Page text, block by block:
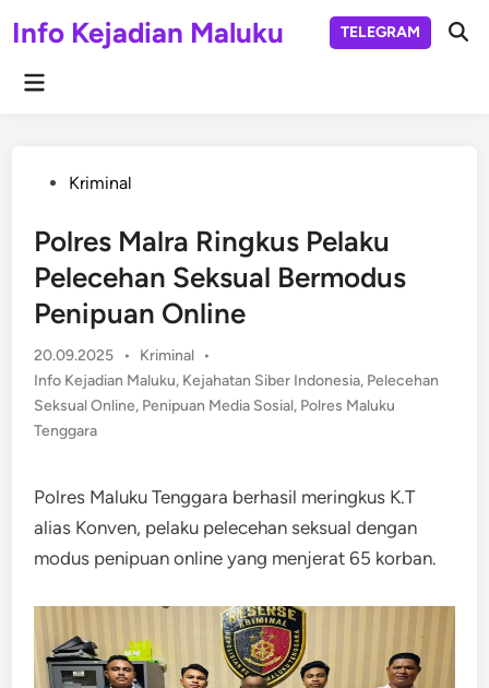
toInfo Kejadian Maluku TELEGRAM
Main
PostedKriminal
Polres Malra Ringkus Pelaku
Pelecehan Seksual Bermodus
Penipuan Online
20.09.2025 •
Posted
in
Kriminal •
Info Kejadian Maluku, Kejahatan Siber Indonesia, Pelecehan
Seksual Online, Penipuan Media Sosial, Polres Maluku
Tenggara
Polres Maluku Tenggara berhasil meringkus K.T
alias Konven, pelaku pelecehan seksual dengan
modus penipuan online yang menjerat 65 korban.